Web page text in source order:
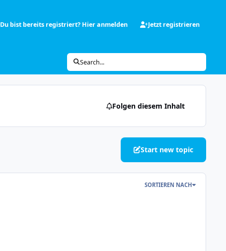
Du bist bereits registriert? Hier anmelden Jetzt registrieren
Search...
Folgen diesem Inhalt
Start new topic
SORTIEREN NACH